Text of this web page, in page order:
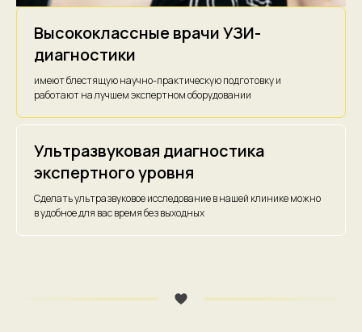
Высококлассные врачи УЗИ-
диагностики
имеют блестящую научно-практическую подготовку и
работают на лучшем экспертном оборудовании
Ультразвуковая диагностика
экспертного уровня
Сделать ультразвуковое исследование в нашей клинике можно
в удобное для вас время без выходных